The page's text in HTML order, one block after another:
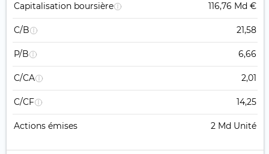
Capitalisation boursière 116,76 Md €
C/B 21,58
P/B 6,66
C/CA 2,01
C/CF 14,25
Actions émises 2 Md Unité